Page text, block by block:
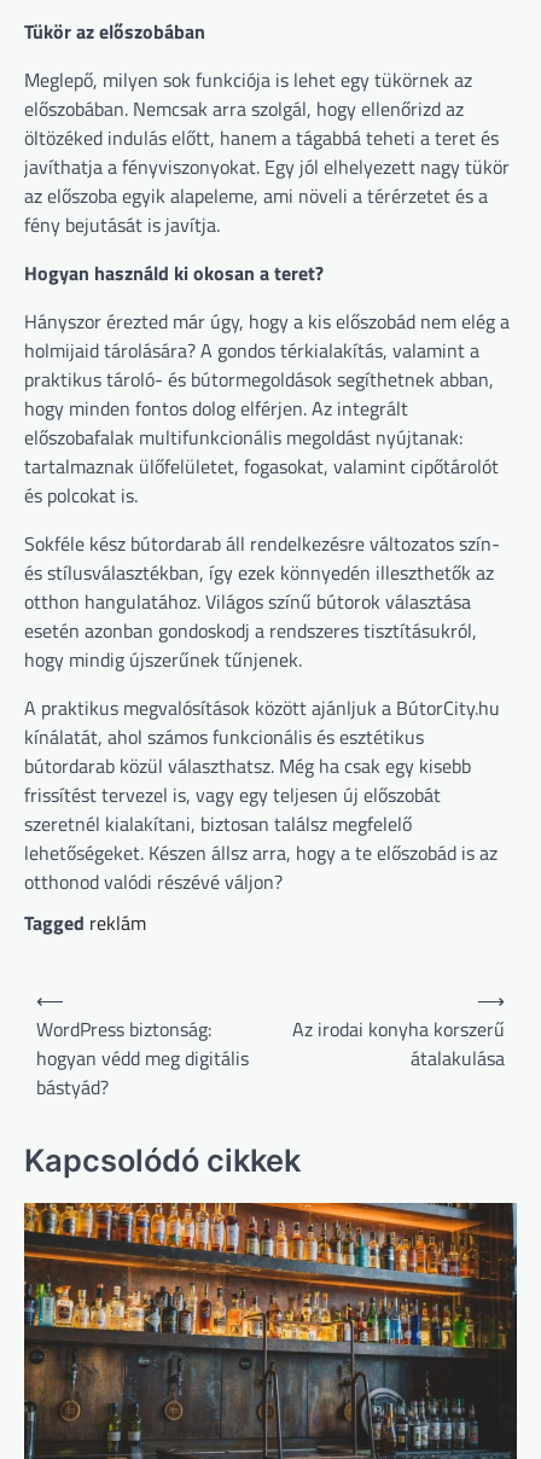
Tükör az előszobában
Meglepő, milyen sok funkciója is lehet egy tükörnek az
előszobában. Nemcsak arra szolgál, hogy ellenőrizd az
öltözéked indulás előtt, hanem a tágabbá teheti a teret és
javíthatja a fényviszonyokat. Egy jól elhelyezett nagy tükör
az előszoba egyik alapeleme, ami növeli a térérzetet és a
fény bejutását is javítja.
Hogyan használd ki okosan a teret?
Hányszor érezted már úgy, hogy a kis előszobád nem elég a
holmijaid tárolására? A gondos térkialakítás, valamint a
praktikus tároló- és bútormegoldások segíthetnek abban,
hogy minden fontos dolog elférjen. Az integrált
előszobafalak multifunkcionális megoldást nyújtanak:
tartalmaznak ülőfelületet, fogasokat, valamint cipőtárolót
és polcokat is.
Sokféle kész bútordarab áll rendelkezésre változatos szín-
és stílusválasztékban, így ezek könnyedén illeszthetők az
otthon hangulatához. Világos színű bútorok választása
esetén azonban gondoskodj a rendszeres tisztításukról,
hogy mindig újszerűnek tűnjenek.
A praktikus megvalósítások között ajánljuk a BútorCity.hu
kínálatát, ahol számos funkcionális és esztétikus
bútordarab közül választhatsz. Még ha csak egy kisebb
frissítést tervezel is, vagy egy teljesen új előszobát
szeretnél kialakítani, biztosan találsz megfelelő
lehetőségeket. Készen állsz arra, hogy a te előszobád is az
otthonod valódi részévé váljon?
Tagged reklám
Bejegyzés
navigáció
⟵
WordPress biztonság:
hogyan védd meg digitális
bástyád?
Az irodai konyha korszerű
átalakulása
⟶
Kapcsolódó cikkek